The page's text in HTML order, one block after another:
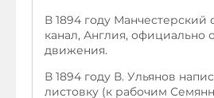
В 1894 году Манчестерский
канал, Англия, официально
движения.
В 1894 году В. Ульянов
листовку (к рабочим